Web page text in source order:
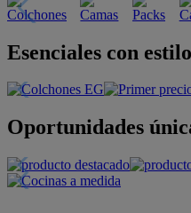
Esenciales con estilo
Oportunidades